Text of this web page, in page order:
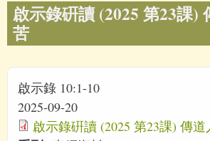
啟示錄硏讀 (2025 第23課)
苦
啟示錄 10:1-10
2025-09-20
啟示錄硏讀 (2025 第23課) 傳